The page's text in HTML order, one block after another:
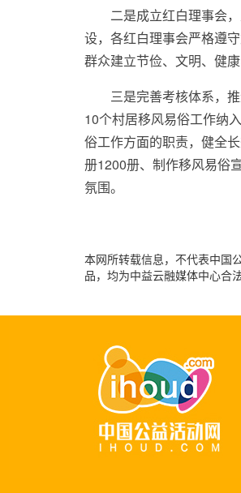
二是成立红白理事会
设，各红白理事会严格遵
群众建立节俭、文明、健
三是完善考核体系，
10个村居移风易俗工作纳
俗工作方面的职责，健全
册1200册、制作移风易俗
氛围。
本网所转载信息，不代表中国
品，均为中益云融媒体中心合